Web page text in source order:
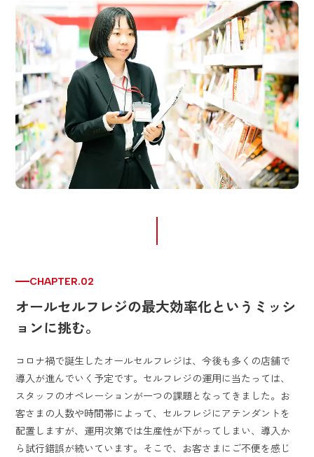
CHAPTER.02
オールセルフレジの最大効率化というミッシ
ョンに挑む。
コロナ禍で誕生したオールセルフレジは、今後も多くの店舗で
導入が進んでいく予定です。セルフレジの運用に当たっては、
スタッフのオペレーションが一つの課題となってきました。お
客さまの人数や時間帯によって、セルフレジにアテンダントを
配置しますが、運用次第では生産性が下がってしまい、導入か
ら試行錯誤が続いています。そこで、お客さまにご不便を感じ